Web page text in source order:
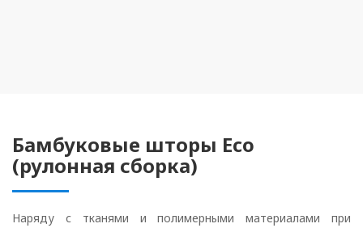
Бамбуковые шторы Eco
(рулонная сборка)
Наряду с тканями и полимерными материалами при